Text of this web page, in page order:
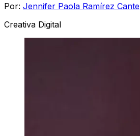
Por: Jennifer Paola Ramírez Cante
Creativa Digital